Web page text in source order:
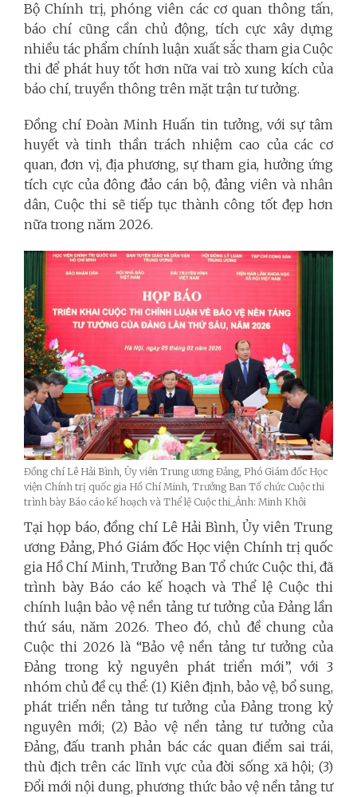
Bộ Chính trị, phóng viên các cơ quan thông tấn,
báo chí cũng cần chủ động, tích cực xây dựng
nhiều tác phẩm chính luận xuất sắc tham gia Cuộc
thi để phát huy tốt hơn nữa vai trò xung kích của
báo chí, truyền thông trên mặt trận tư tưởng.
Đồng chí Đoàn Minh Huấn tin tưởng, với sự tâm
huyết và tinh thần trách nhiệm cao của các cơ
quan, đơn vị, địa phương, sự tham gia, hưởng ứng
tích cực của đông đảo cán bộ, đảng viên và nhân
dân, Cuộc thi sẽ tiếp tục thành công tốt đẹp hơn
nữa trong năm 2026.
Đồng chí Lê Hải Bình, Ủy viên Trung ương Đảng, Phó Giám đốc Học
viện Chính trị quốc gia Hồ Chí Minh, Trưởng Ban Tổ chức Cuộc thi
trình bày Báo cáo kế hoạch và Thể lệ Cuộc thi_Ảnh: Minh Khôi
Tại họp báo, đồng chí Lê Hải Bình, Ủy viên Trung
ương Đảng, Phó Giám đốc Học viện Chính trị quốc
gia Hồ Chí Minh, Trưởng Ban Tổ chức Cuộc thi, đã
trình bày Báo cáo kế hoạch và Thể lệ Cuộc thi
chính luận bảo vệ nền tảng tư tưởng của Đảng lần
thứ sáu, năm 2026. Theo đó, chủ đề chung của
Cuộc thi 2026 là “Bảo vệ nền tảng tư tưởng của
Đảng trong kỷ nguyên phát triển mới”, với 3
nhóm chủ đề cụ thể: (1) Kiên định, bảo vệ, bổ sung,
phát triển nền tảng tư tưởng của Đảng trong kỷ
nguyên mới; (2) Bảo vệ nền tảng tư tưởng của
Đảng, đấu tranh phản bác các quan điểm sai trái,
thù địch trên các lĩnh vực của đời sống xã hội; (3)
Đổi mới nội dung, phương thức bảo vệ nền tảng tư